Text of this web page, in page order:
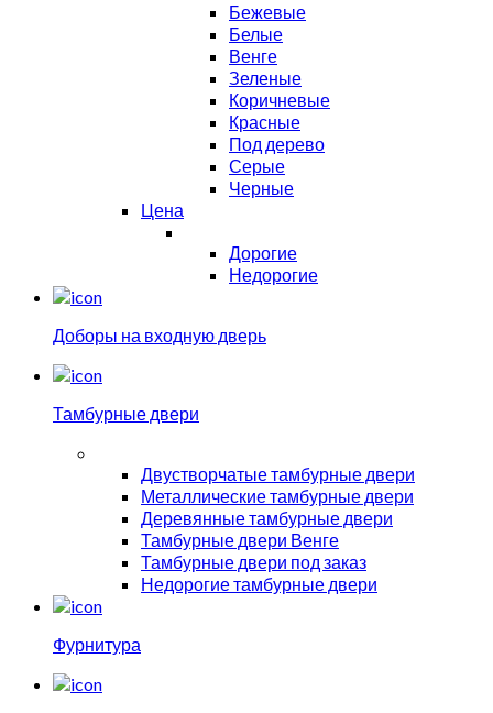
Бежевые
Белые
Венге
Зеленые
Коричневые
Красные
Под дерево
Серые
Черные
Цена
Дорогие
Недорогие
Доборы на входную дверь
Тамбурные двери
Двустворчатые тамбурные двери
Металлические тамбурные двери
Деревянные тамбурные двери
Тамбурные двери Венге
Тамбурные двери под заказ
Недорогие тамбурные двери
Фурнитура